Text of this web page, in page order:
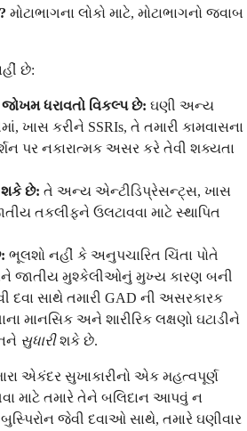
મોટાભાગના લોકો માટે, મોટાભાગનો જવાબ
છે:
ધરાવતો વિકલ્પ છે: ઘણી અન્ય
ખાસ કરીને SSRIs, તે તમારી કામવાસના
પર નકારાત્મક અસર કરે તેવી શક્યતા
શકે છે: તે અન્ય એન્ટીડિપ્રેસન્ટ્સ, ખાસ
તકલીફને ઉલટાવવા માટે સ્થાપિત
ભૂલશો નહીં કે અનુપચારિત ચિંતા પોતે
જાતીય મુશ્કેલીઓનું મુખ્ય કારણ બની
દવા સાથે તમારી GAD ની અસરકારક
માનસિક અને શારીરિક લક્ષણો ઘટાડીને
સુધારીશકે છે.
એકંદર સુખાકારીનો એક મહત્વપૂર્ણ
માટે તમારે તેને બલિદાન આપવું ન
જેવી દવાઓ સાથે, તમારે ઘણીવાર